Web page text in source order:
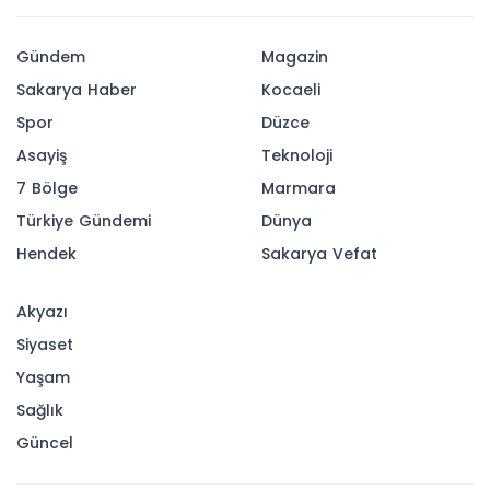
Gündem
Sakarya Haber
Spor
Asayiş
7 Bölge
Türkiye Gündemi
Hendek
Magazin
Kocaeli
Düzce
Teknoloji
Marmara
Dünya
Sakarya Vefat
Akyazı
Siyaset
Yaşam
Sağlık
Güncel